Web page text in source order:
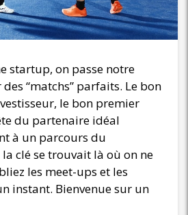
startup, on passe notre
“matchs” parfaits. Le bon
le bon premier
du partenaire idéal
à un parcours du
clé se trouvait là où on ne
les meet-ups et les
instant. Bienvenue sur un